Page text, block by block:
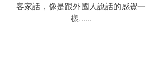
客家話，像是跟外國人說話的感覺一
樣......